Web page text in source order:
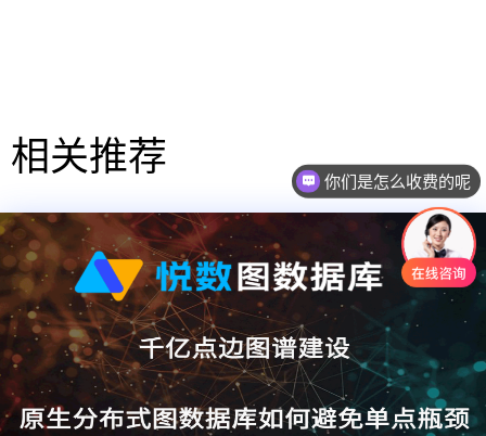
相关推荐
你们是怎么收费的呢